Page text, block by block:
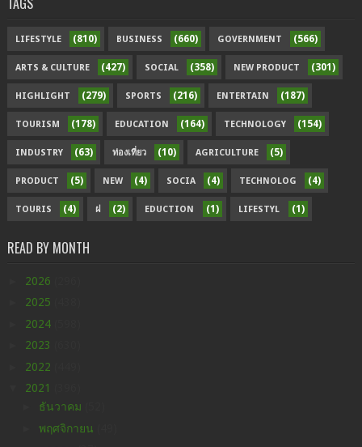
LIFESTYLE (810) BUSINESS (660) GOVERNMENT (566)
ARTS & CULTURE (427) SOCIAL (358) NEW PRODUCT (301)
HIGHLIGHT (279) SPORTS (216) ENTERTAIN (187)
TOURISM (178) EDUCATION (164) TECHNOLOGY (154)
INDUSTRY (63) ท่องเที่ยว (10) AGRICULTURE (5)
PRODUCT (5) NEW (4) SOCIA (4) TECHNOLOG (4)
TOURIS (4) ฝ (2) EDUCTION (1) LIFESTYL (1)
READ BY MONTH
2026
2025
2024
2023
2022
2021
ธันวาคม
พฤศจิกายน